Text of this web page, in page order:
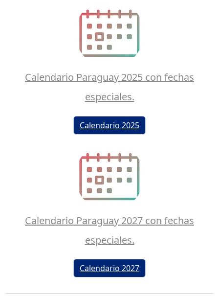
Calendario Paraguay 2025 con fechas
especiales.
Calendario 2025
Calendario Paraguay 2027 con fechas
especiales.
Calendario 2027